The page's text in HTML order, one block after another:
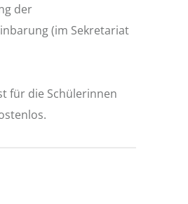
der
(im Sekretariat
für die Schülerinnen